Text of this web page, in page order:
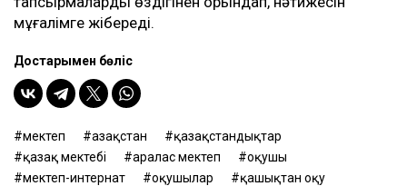
мұғалімге жібереді.
Достарыңмен бөліс
мектеп Қазақстан
қазақстандықтар
қазақ мектебі
аралас мектеп
оқушы
мектеп-интернат
оқушылар
қашықтан оқу